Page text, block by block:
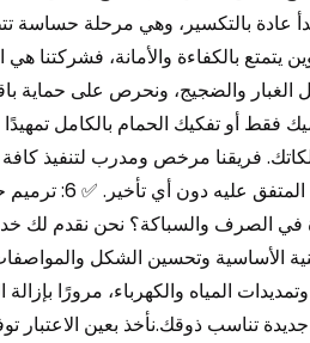
عادة بالتكسير، وهي مرحلة
بالكفاءة والأمانة، فشركتنا هي
الغبار والضجيج، ونحرص على حماية
أو تفكيك الحمام بالكامل تمهيدًا
فريقنا مرخص ومدرب لتنفيذ
العامة، ونلتزم
في الصرف والسباكة؟ نحن نقدم لك
الأساسية وتحسين الشكل
المياه والكهرباء، مرورًا بإزالة
تناسب ذوقك.نأخذ بعين الاعتبار